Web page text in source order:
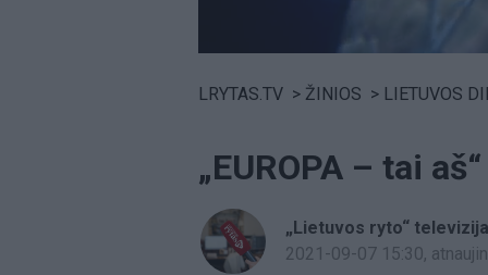
LRYTAS.TV > ŽINIOS > LIETUVOS
„EUROPA – tai
„Lietuvos ryto“ televizija
2021-09-07 15:30,